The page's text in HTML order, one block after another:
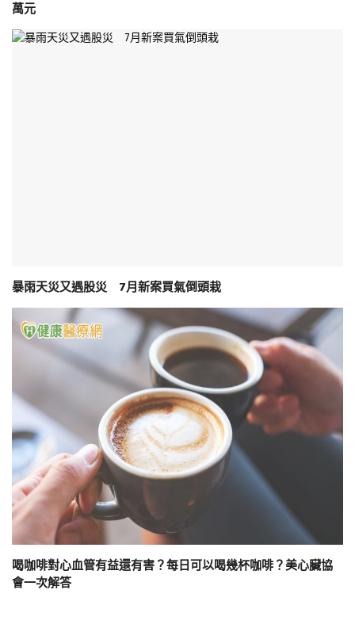
萬元
暴雨天災又遇股災 7月新案買氣倒頭栽
喝咖啡對心血管有益還有害？每日可以喝幾杯咖啡？美心臟協
會一次解答